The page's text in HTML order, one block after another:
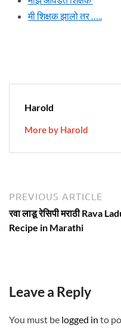
मी शिक्षक झालो तर …..
Harold
More by Harold
Post
navigation
PREVIOUS ARTICLE
रवा लाडू रेसिपी मराठी Rava
Recipe in Marathi
Leave a Reply
You must be logged in to